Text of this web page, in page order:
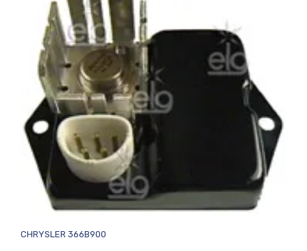
CHRYSLER 366B900